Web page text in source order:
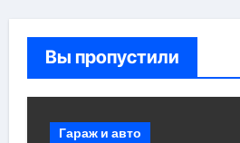
Вы пропустили
Гараж и авто